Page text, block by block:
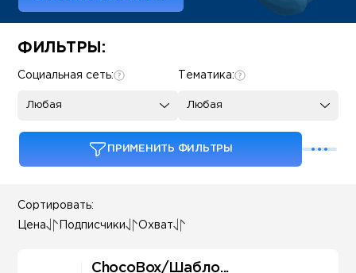
Some SEO Title
ФИЛЬТРЫ:
Тематика:
Любая
Социальная сеть:
Любая
ПРИМЕНИТЬ ФИЛЬТРЫ
Сортировать:
Цена Подписчики Охват
ChocoBox/Шабло...